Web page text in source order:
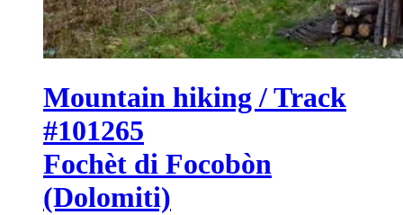
Mountain hiking / Track
#101265
Fochèt di Focobòn
(Dolomiti)